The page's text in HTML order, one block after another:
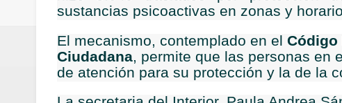
Regionetnoticias / Las ayudas
Regionetnoticias / DE LOS CAFEs DE
Regionetnoticias / Estudiantes de
sustancias psicoactivas en zonas y
El mecanismo, contemplado en el Código
Ciudadana, permite que las personas en
de atención para su protección y la de la